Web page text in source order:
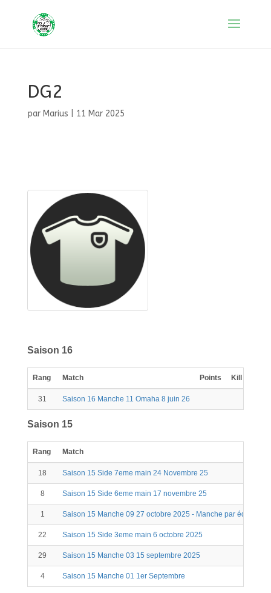
DG2
par Marius 11 Mar 2025
Saison 16
Rang Match Points Kill
31 Saison 16 Manche 11 Omaha 8 juin 26
Saison 15
Rang Match
18 Saison 15 Side 7eme main 24 Novembre 25
8 Saison 15 Side 6eme main 17 novembre 25
1 Saison 15 Manche 09 27 octobre 2025 - Manche par équipe
22 Saison 15 Side 3eme main 6 octobre 2025
29 Saison 15 Manche 03 15 septembre 2025
4 Saison 15 Manche 01 1er Septembre